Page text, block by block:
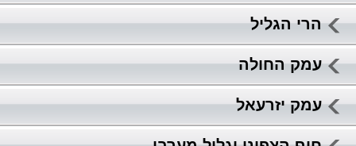
הרי הגליל
עמק החולה
עמק יזרעאל